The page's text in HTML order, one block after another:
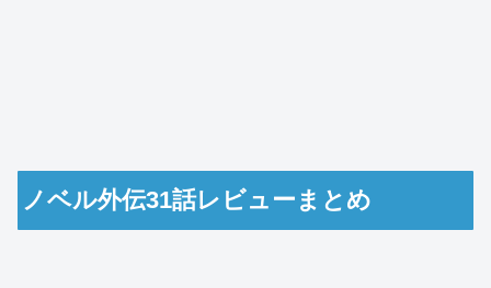
ノベル外伝31話レビューまとめ